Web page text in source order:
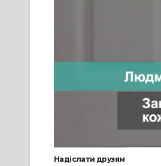
Надіслати друзям